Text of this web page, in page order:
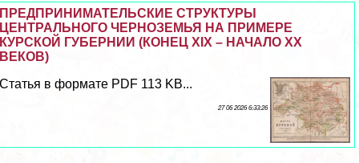
ПРЕДПРИНИМАТЕЛЬСКИЕ СТРУКТУРЫ
ЦЕНТРАЛЬНОГО ЧЕРНОЗЕМЬЯ НА ПРИМЕРЕ
КУРСКОЙ ГУБЕРНИИ (КОНЕЦ XIX – НАЧАЛО XX
ВЕКОВ)
Статья в формате PDF 113 KB...
27 06 2026 6:33:26